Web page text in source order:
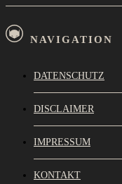
NAVIGATION
DATENSCHUTZ
DISCLAIMER
IMPRESSUM
KONTAKT